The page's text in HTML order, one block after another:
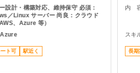
設計・構築対応、維持保守 必須：
／Linux サーバー 尚良：クラウド
、Azure 等）
ト可 駅近く
内
スキ
長期